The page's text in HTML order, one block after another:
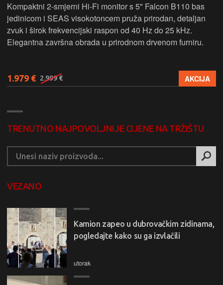
Kompaktni 2-smjerni Hi-Fi monitor s 5" Falcon B110 bas
jedinicom i SEAS visokotoncem pruža prirodan, detaljan
zvuk i širok frekvencijski raspon od 40 Hz do 25 kHz.
Elegantna završna obrada u prirodnom drvenom furniru.
1.979 € 2.999 € AKCIJA
TRENUTNO NAJPOVOLJNIJE CIJENE NA TRŽIŠTU
VEZANO
Kamion zapeo u dubrovačkim zidinama,
pogledajte kako su ga izvlačili
utorak